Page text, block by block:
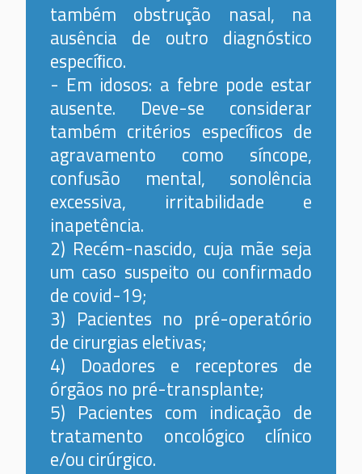
também obstrução nasal, na
ausência de outro diagnóstico
especíﬁco.
- Em idosos: a febre pode estar
ausente. Deve-se considerar
também critérios especíﬁcos de
agravamento como síncope,
confusão mental, sonolência
excessiva, irritabilidade e
inapetência.
2) Recém-nascido, cuja mãe seja
um caso suspeito ou confirmado
de covid-19;
3) Pacientes no pré-operatório
de cirurgias eletivas;
4) Doadores e receptores de
órgãos no pré-transplante;
5) Pacientes com indicação de
tratamento oncológico clínico
e/ou cirúrgico.